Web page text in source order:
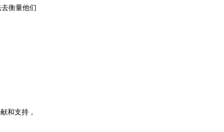
衡量他们
和支持，